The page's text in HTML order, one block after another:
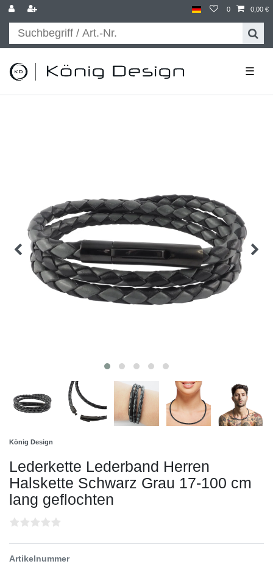
0 0,00 €
☰
König Design
Lederkette Lederband Herren
Halskette Schwarz Grau 17-100 cm
lang geflochten
Artikelnummer